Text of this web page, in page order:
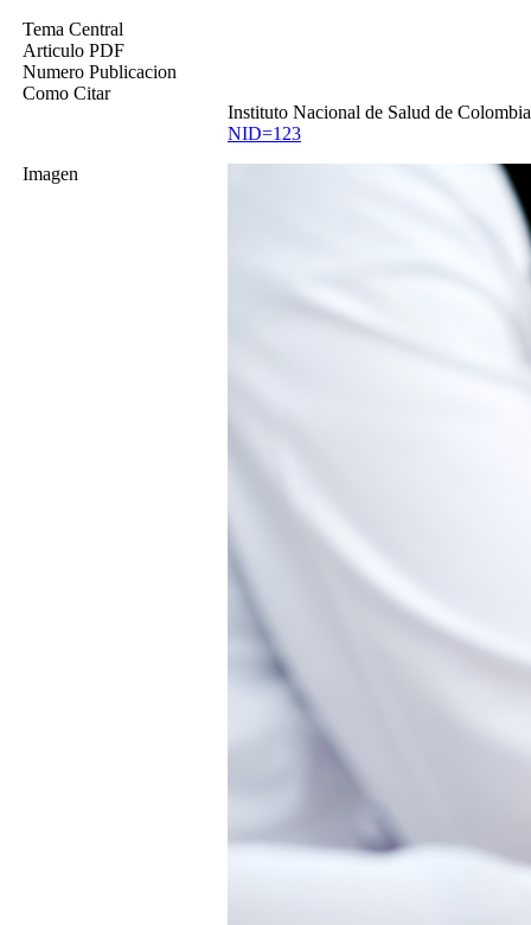
Tema Central
Articulo PDF
Numero Publicacion
Como Citar
Instituto Nacional de Salud de
NID=123
Imagen